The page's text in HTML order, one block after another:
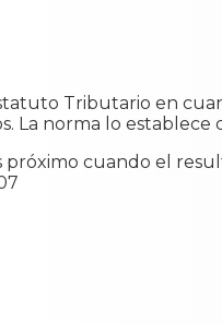
Tributario en
La norma lo establece
cuando el